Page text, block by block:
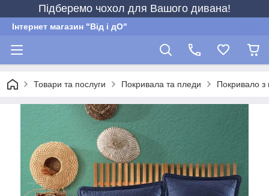
Підберемо чохол для Вашого дивана!
Інтернет магазин "Від і дО"
Товари та послуги Покривала та пледи Покривало з